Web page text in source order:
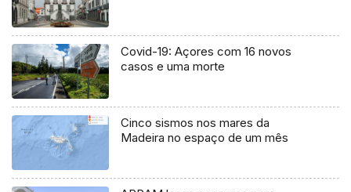
Covid-19: Açores com 16 novos
casos e uma morte
Cinco sismos nos mares da
Madeira no espaço de um mês